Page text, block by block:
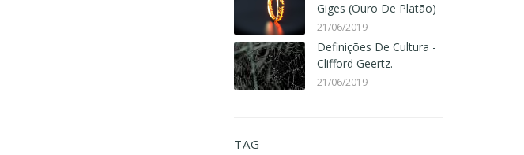
Giges (Ouro De Platão)
21/06/2019
Definições De Cultura -
Clifford Geertz.
21/06/2019
TAG